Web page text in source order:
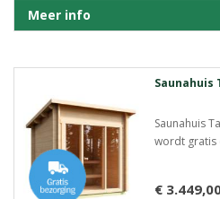
Meer info
Saunahuis
Saunahuis
wordt gratis
€